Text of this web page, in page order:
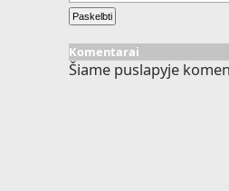
Komentarai
Šiame puslapyje